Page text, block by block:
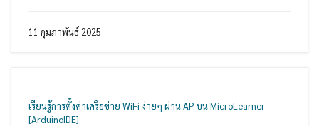
11 กุมภาพันธ์ 2025
เรียนรู้การตั้งค่าเครือข่าย WiFi ง่ายๆ ผ่าน AP บน MicroLearner
[ArduinoIDE]